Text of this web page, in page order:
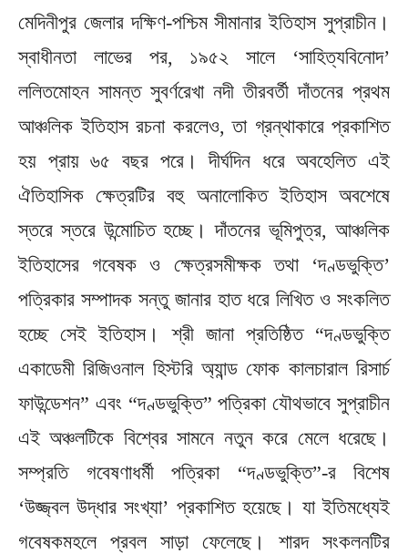
মেদিনীপুর জেলার দক্ষিণ-পশ্চিম সীমানার ইতিহাস সুপ্রাচীন।
স্বাধীনতা লাভের পর, ১৯৫২ সালে ‘সাহিত্যবিনোদ’
ললিতমোহন সামন্ত সুবর্ণরেখা নদী তীরবর্তী দাঁতনের প্রথম
আঞ্চলিক ইতিহাস রচনা করলেও, তা গ্রন্থাকারে প্রকাশিত
হয় প্রায় ৬৫ বছর পরে। দীর্ঘদিন ধরে অবহেলিত এই
ঐতিহাসিক ক্ষেত্রটির বহু অনালোকিত ইতিহাস অবশেষে
স্তরে স্তরে উন্মোচিত হচ্ছে। দাঁতনের ভূমিপুত্র, আঞ্চলিক
ইতিহাসের গবেষক ও ক্ষেত্রসমীক্ষক তথা ‘দণ্ডভুক্তি’
পত্রিকার সম্পাদক সন্তু জানার হাত ধরে লিখিত ও সংকলিত
হচ্ছে সেই ইতিহাস। শ্রী জানা প্রতিষ্ঠিত “দণ্ডভুক্তি
একাডেমী রিজিওনাল হিস্টরি অ্যান্ড ফোক কালচারাল রিসার্চ
ফাউন্ডেশন” এবং “দণ্ডভুক্তি” পত্রিকা যৌথভাবে সুপ্রাচীন
এই অঞ্চলটিকে বিশ্বের সামনে নতুন করে মেলে ধরেছে।
সম্প্রতি গবেষণাধর্মী পত্রিকা “দণ্ডভুক্তি”-র বিশেষ
‘উজ্জ্বল উদ্ধার সংখ্যা’ প্রকাশিত হয়েছে। যা ইতিমধ্যেই
গবেষকমহলে প্রবল সাড়া ফেলেছে। শারদ সংকলনটির